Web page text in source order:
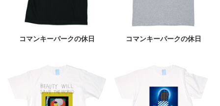
コマンキーパークの休日 コマンキーパークの休日